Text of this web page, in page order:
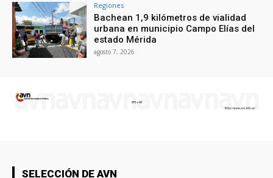
Regiones
Bachean 1,9 kilómetros de vialidad
urbana en municipio Campo Elías del
estado Mérida
agosto 7, 2026
SELECCIÓN DE AVN